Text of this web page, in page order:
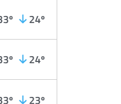
24º
24º
23º